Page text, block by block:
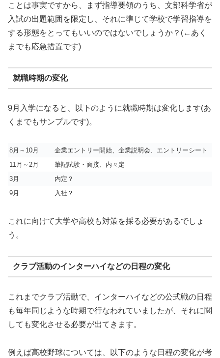
ことは事実ですから、まず指導要領のうち、文部科学省が
入試の出題範囲を限定し、それに準じて学校で学習指導を
する形態をとってもいいのではないでしょうか？(←あく
までも応急措置です)
就職時期の変化
9月入学になると、以下のように就職時期は変化します(あ
くまでもサンプルです)。
8月～10月
企業エントリー開始、企業説明会、エントリーシート
11月～2月
筆記試験・面接、内々定
3月
内定？
9月
入社？
これに向けて大学や高校も対策を採る必要があるでしょ
う。
クラブ活動のインターハイなどの日程の変化
これまでクラブ活動で、インターハイなどの公式戦の日程
も毎年同じような時期で行なわれていましたが、それに関
しても変化させる必要が出てきます。
例えば高校野球については、以下のような日程の変化が考